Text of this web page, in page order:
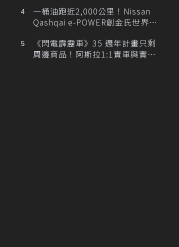
一桶油跑近2,000公里！Nissan
Qashqai e-POWER創金氏世界紀
《閃電霹靂車》35 週年計畫只剩
周邊商品！阿斯拉1:1實車與實體